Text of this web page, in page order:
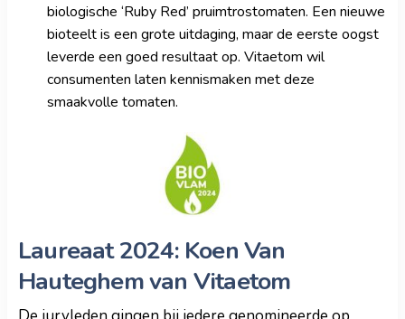
biologische ‘Ruby Red’ pruimtrostomaten. Een nieuwe
bioteelt is een grote uitdaging, maar de eerste oogst
leverde een goed resultaat op. Vitaetom wil
consumenten laten kennismaken met deze
smaakvolle tomaten.
Laureaat 2024: Koen Van
Hauteghem van Vitaetom